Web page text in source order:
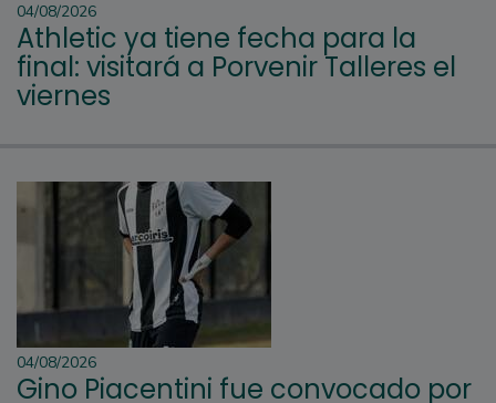
04/08/2026
Athletic ya tiene fecha para la
final: visitará a Porvenir Talleres el
viernes
04/08/2026
Gino Piacentini fue convocado por